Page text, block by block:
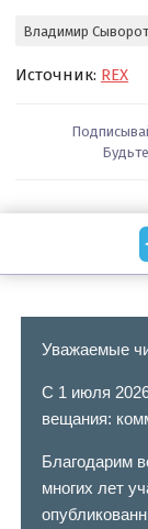
Владимир
Источник: REX
Уважаемые
С 1 июля
вещания:
Благодарим
многих лет